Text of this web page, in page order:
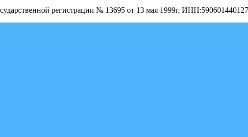
регистрации № 13695 от 13 мая 1999г.